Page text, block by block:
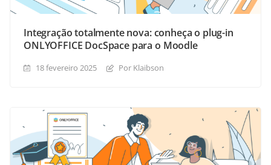
Integração totalmente nova: conheça o plug-in
ONLYOFFICE DocSpace para o Moodle
18 fevereiro 2025 Por Klaibson